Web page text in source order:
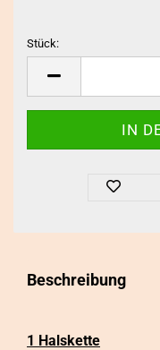
Stück:
Beschreibung
1 Halskette